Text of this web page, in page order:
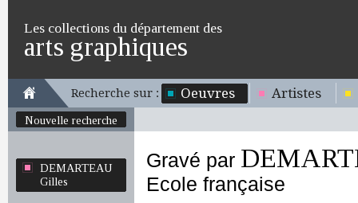
Les collections du département des
arts graphiques
Recherche sur : Oeuvres Artistes
Nouvelle recherche
DEMARTEAU
Gilles
Gravé par
Ecole française